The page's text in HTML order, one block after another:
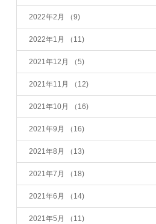
2022年2月 （9)
2022年1月 （11)
2021年12月 （5)
2021年11月 （12)
2021年10月 （16)
2021年9月 （16)
2021年8月 （13)
2021年7月 （18)
2021年6月 （14)
2021年5月 （11)